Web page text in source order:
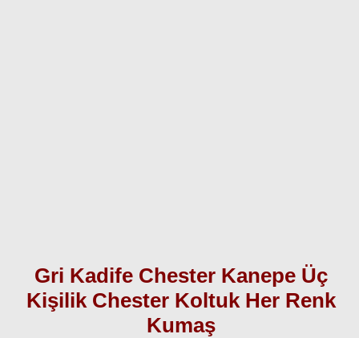
Gri Kadife Chester Kanepe Üç
Kişilik Chester Koltuk Her Renk
Kumaş